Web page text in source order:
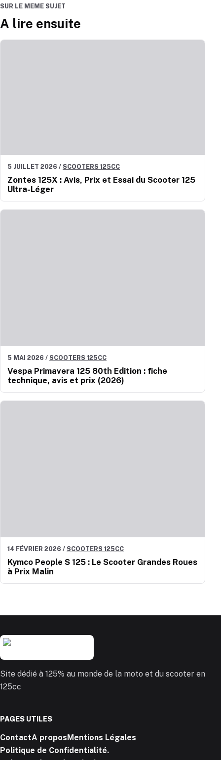
SUR LE MEME SUJET
A lire ensuite
5 JUILLET 2026 / SCOOTERS 125CC
Zontes 125X : Avis, Prix et Essai du Scooter 125
Ultra-Léger
5 MAI 2026 / SCOOTERS 125CC
Vespa Primavera 125 80th Edition : fiche
technique, avis et prix (2026)
14 FÉVRIER 2026 / SCOOTERS 125CC
Kymco People S 125 : Le Scooter Grandes Roues
à Prix Malin
Site dédié à 125% au monde de la moto et du scooter en
125cc
PAGES UTILES
ContactA propos Mentions Légales
Politique de Confidentialité.